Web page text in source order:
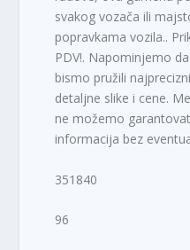
svakog vozača ili
popravkama vozila..
PDV!. Napominjemo
bismo pružili
detaljne slike i cene.
ne možemo
informacija bez
351840
96